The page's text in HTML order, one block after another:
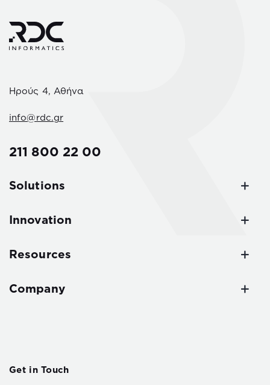
Ηρούς 4, Αθήνα
info@rdc.gr
211 800 22 00
Solutions
Innovation
Resources
Company
Get in Touch